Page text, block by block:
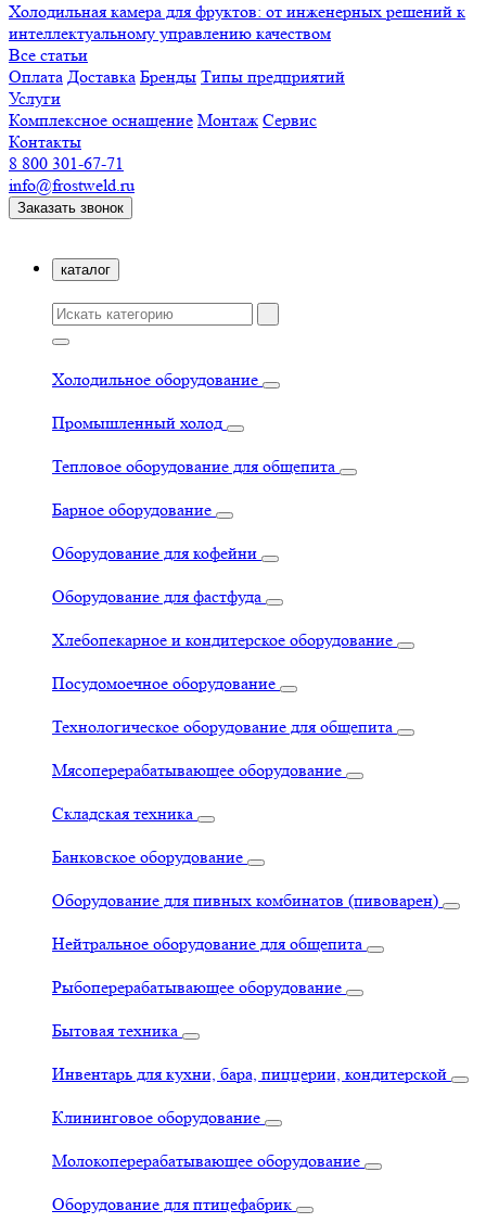
Холодильная камера для фруктов: от инженерных решений к
интеллектуальному управлению качеством
Все статьи
Оплата Доставка Бренды Типы предприятий
Услуги
Комплексное оснащение Монтаж Сервис
Контакты
8 800 301-67-71
info@frostweld.ru
Заказать звонок
каталог
Холодильное оборудование
Промышленный холод
Тепловое оборудование для общепита
Барное оборудование
Оборудование для кофейни
Оборудование для фастфуда
Хлебопекарное и кондитерское оборудование
Посудомоечное оборудование
Технологическое оборудование для общепита
Мясоперерабатывающее оборудование
Складская техника
Банковское оборудование
Оборудование для пивных комбинатов (пивоварен)
Нейтральное оборудование для общепита
Рыбоперерабатывающее оборудование
Бытовая техника
Инвентарь для кухни, бара, пиццерии, кондитерской
Клининговое оборудование
Молокоперерабатывающее оборудование
Оборудование для птицефабрик